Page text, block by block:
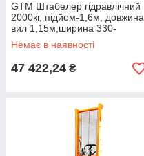
GTM Штабелер гідравлічний
2000кг, підйом-1,6м, довжина
вил 1,15м,ширина 330-
850мм, колір - чорний
Немає в наявності
47 422,24 ₴